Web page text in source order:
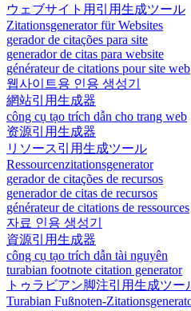
ウェブサイト用引用生成ツール
Zitationsgenerator für Websites
gerador de citações para site
generador de citas para website
générateur de citations pour site web
웹사이트용 인용 생성기
網站引用生成器
công cụ tạo trích dẫn cho trang web
资源引用生成器
リソース引用生成ツール
Ressourcenzitationsgenerator
gerador de citações de recursos
generador de citas de recursos
générateur de citations de ressources
자료 인용 생성기
資源引用生成器
công cụ tạo trích dẫn tài nguyên
turabian footnote citation generator
トゥラビアン脚注引用生成ツー
Turabian Fußnoten-